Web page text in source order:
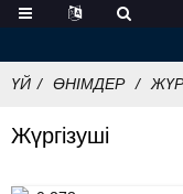
ҮЙ ӨНІМДЕР
Жүргізуші